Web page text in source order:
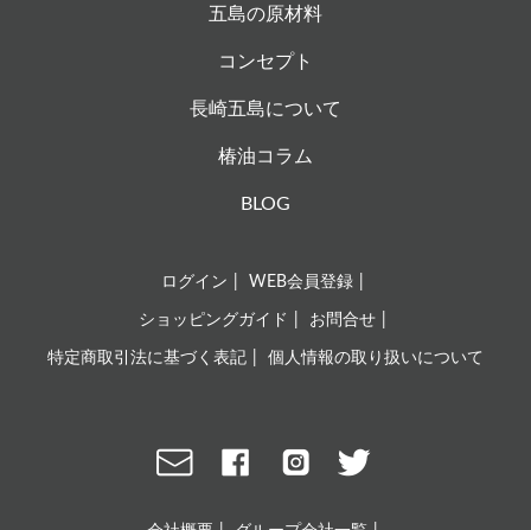
五島の原材料
コンセプト
長崎五島について
椿油コラム
BLOG
ログイン WEB会員登録
ショッピングガイド お問合せ
特定商取引法に基づく表記 個人情報の取り扱いについて